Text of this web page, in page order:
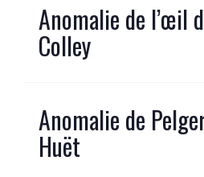
Anomalie de l’œil
Colley
Anomalie de
Huët